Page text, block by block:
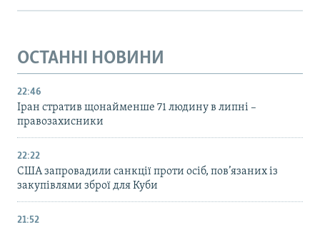
ОСТАННІ НОВИНИ
22:46
Іран стратив щонайменше 71 людину в липні –
правозахисники
22:22
США запровадили санкції проти осіб, пов’язаних із
закупівлями зброї для Куби
21:52